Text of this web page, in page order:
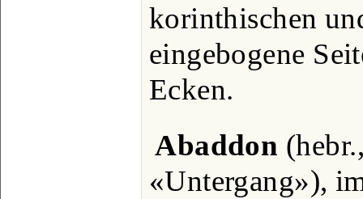
korinthischen
eingebogene
Ecken.
Abaddon
«Untergang»),